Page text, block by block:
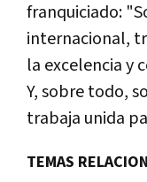
franquiciado:
internacional,
la excelencia y
Y, sobre todo,
trabaja unida
TEMAS